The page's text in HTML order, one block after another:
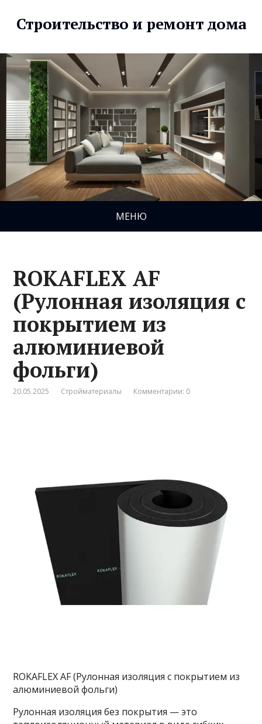
Строительство и ремонт дома
МЕНЮ
ROKAFLEX AF
(Рулонная изоляция с
покрытием из
алюминиевой
фольги)
20.05.2025 Стройматериалы Комментарии: 0
ROKAFLEX AF (Рулонная изоляция с покрытием из
алюминиевой фольги)
Рулонная изоляция без покрытия — это